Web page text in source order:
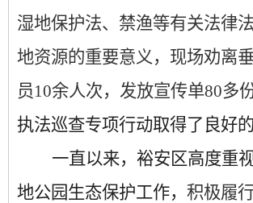
湿地保护法、禁渔等有关法律
地资源的重要意义，现场劝离
员10余人次，发放宣传单80多份
执法巡查专项行动取得了良好的
一直以来，裕安区高度重
地公园生态保护工作， 积极履